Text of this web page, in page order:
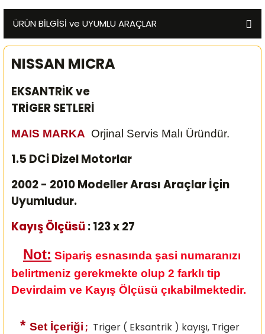
ÜRÜN BİLGİSİ ve UYUMLU ARAÇLAR
NISSAN MICRA
EKSANTRİK ve
TRİGER SETLERİ
MAIS MARKA Orjinal Servis Malı Üründür.
1.5 DCi Dizel Motorlar
2002 - 2010 Modeller Arası Araçlar İçin
Uyumludur.
Kayış Ölçüsü: 123 x 27
Not: Sipariş esnasında şasi numaranızı
belirtmeniz gerekmekte olup 2 farklı tip
Devirdaim ve Kayış Ölçüsü çıkabilmektedir.
* Set İçeriği ; Triger ( Eksantrik ) kayışı, Triger